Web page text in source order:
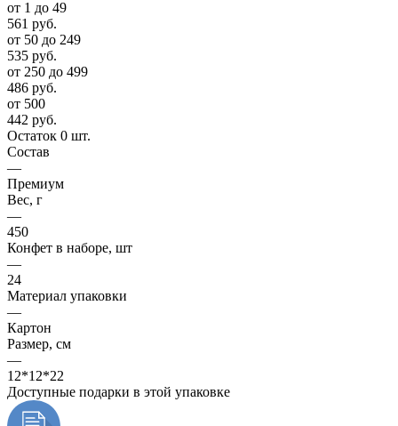
от 1 до 49
561 руб.
от 50 до 249
535 руб.
от 250 до 499
486 руб.
от 500
442 руб.
Остаток 0 шт.
Состав
—
Премиум
Вес, г
—
450
Конфет в наборе, шт
—
24
Материал упаковки
—
Картон
Размер, см
—
12*12*22
Доступные подарки в этой упаковке